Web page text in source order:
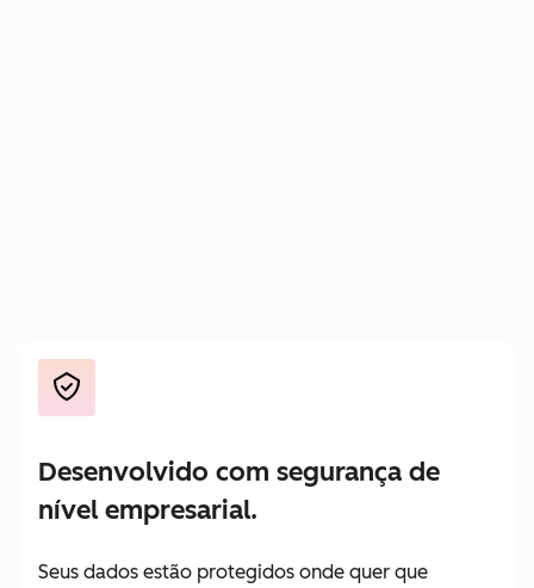
Desenvolvido com segurança de
nível empresarial.
Seus dados estão protegidos onde quer que